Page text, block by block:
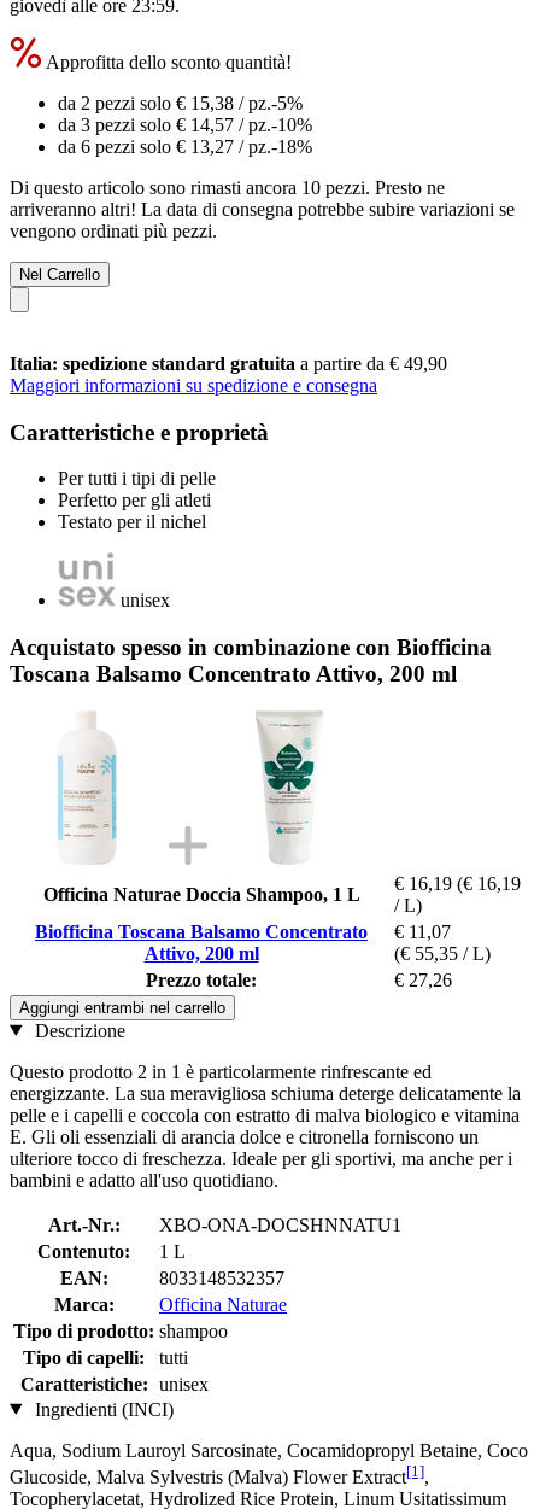
giovedì alle ore 23:59.
Approfitta dello sconto quantità!
da 2 pezzi solo € 15,38 / pz.-5%
da 3 pezzi solo € 14,57 / pz.-10%
da 6 pezzi solo € 13,27 / pz.-18%
Di questo articolo sono rimasti ancora 10 pezzi. Presto ne
arriveranno altri! La data di consegna potrebbe subire variazioni se
vengono ordinati più pezzi.
Nel Carrello
Italia: spedizione standard gratuita a partire da € 49,90
Maggiori informazioni su spedizione e consegna
Caratteristiche e proprietà
Per tutti i tipi di pelle
Perfetto per gli atleti
Testato per il nichel
unisex
Acquistato spesso in combinazione con Biofficina
Toscana Balsamo Concentrato Attivo, 200 ml
Officina Naturae Doccia Shampoo, 1 L
€ 16,19 (€ 16,19
/ L)
Biofficina Toscana Balsamo Concentrato
Attivo, 200 ml
€ 11,07
(€ 55,35 / L)
Prezzo totale:
€ 27,26
Aggiungi entrambi nel carrello
Descrizione
Questo prodotto 2 in 1 è particolarmente rinfrescante ed
energizzante. La sua meravigliosa schiuma deterge delicatamente la
pelle e i capelli e coccola con estratto di malva biologico e vitamina
E. Gli oli essenziali di arancia dolce e citronella forniscono un
ulteriore tocco di freschezza. Ideale per gli sportivi, ma anche per i
bambini e adatto all'uso quotidiano.
Art.-Nr.:
XBO-ONA-DOCSHNNATU1
Contenuto:
1 L
EAN:
8033148532357
Marca:
Officina Naturae
Tipo di prodotto: shampoo
Tipo di capelli:
tutti
Caratteristiche: unisex
Ingredienti (INCI)
Aqua, Sodium Lauroyl Sarcosinate, Cocamidopropyl Betaine, Coco
Glucoside, Malva Sylvestris (Malva) Flower Extract[1],
Tocopherylacetat, Hydrolized Rice Protein, Linum Usitatissimum